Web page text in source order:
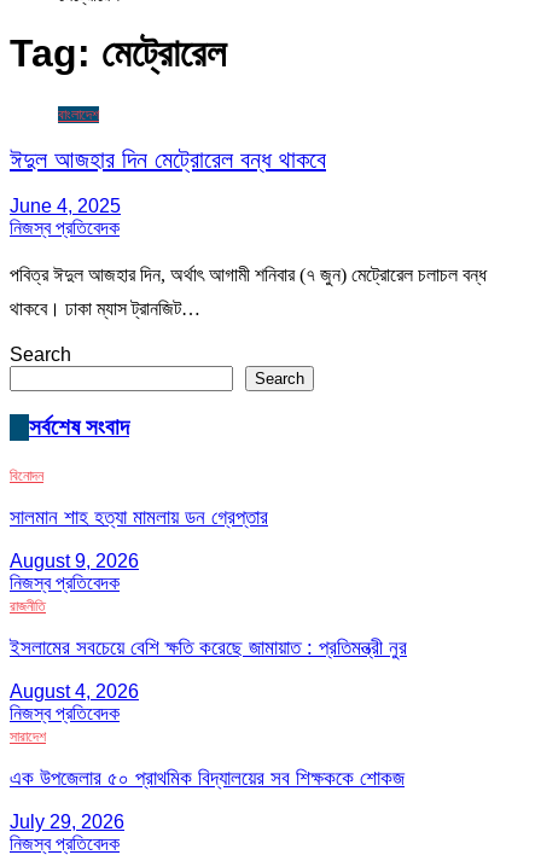
Tag: মেট্রোরেল
বাংলাদেশ
ঈদুল আজহার দিন মেট্রোরেল বন্ধ থাকবে
June 4, 2025
নিজস্ব প্রতিবেদক
পবিত্র ঈদুল আজহার দিন, অর্থাৎ আগামী শনিবার (৭ জুন) মেট্রোরেল চলাচল বন্ধ
থাকবে। ঢাকা ম্যাস ট্রানজিট…
Search
Search
সর্বশেষ সংবাদ
বিনোদন
সালমান শাহ হত্যা মামলায় ডন গ্রেপ্তার
August 9, 2026
নিজস্ব প্রতিবেদক
রাজনীতি
ইসলামের সবচেয়ে বেশি ক্ষতি করেছে জামায়াত : প্রতিমন্ত্রী নুর
August 4, 2026
নিজস্ব প্রতিবেদক
সারাদেশ
এক উপজেলার ৫০ প্রাথমিক বিদ্যালয়ের সব শিক্ষককে শোকজ
July 29, 2026
নিজস্ব প্রতিবেদক